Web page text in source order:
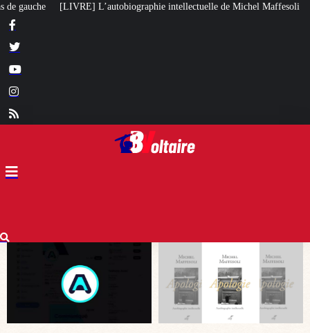
intellectuelle de Michel Maffesoli Pour regagner son influence en